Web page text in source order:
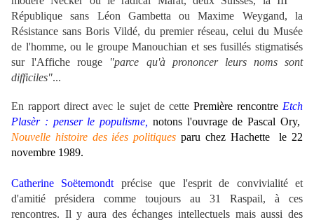
République sans Léon Gambetta ou Maxime Weygand, la
Résistance sans Boris Vildé, du premier réseau, celui du Musée
de l'homme, ou le groupe Manouchian et ses fusillés stigmatisés
sur l'Affiche rouge "parce qu'à prononcer leurs noms sont
difficiles"...
En rapport direct avec le sujet de cette Première rencontre Etch
Plasèr : penser le populisme,
notons l'ouvrage de Pascal Ory,
Nouvelle histoire des iées politiques paru chez Hachette le 22
novembre 1989.
Catherine Soëtemondt précise que l'esprit de convivialité et
d'amitié présidera comme toujours au 31 Raspail, à ces
rencontres. Il y aura des échanges intellectuels mais aussi des